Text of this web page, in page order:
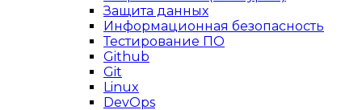
Защита данных
Информационная безопасность
Тестирование ПО
Github
Git
Linux
DevOps